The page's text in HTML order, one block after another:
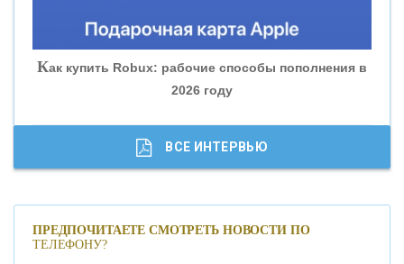
«СОВКОМБАНК»
«ГАЗПРОМБАНК»
«МОСКОВСКИЙ КРЕДИТНЫЙ БАНК»
Как купить Robux: рабочие способы пополнения в
2026 году
ВСЕ ИНТЕРВЬЮ
ПРЕДПОЧИТАЕТЕ СМОТРЕТЬ НОВОСТИ ПО
ТЕЛЕФОНУ?